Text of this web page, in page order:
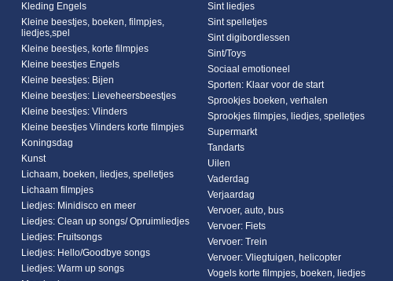
Kleding Engels
Kleine beestjes, boeken, filmpjes,
liedjes,spel
Kleine beestjes, korte filmpjes
Kleine beestjes Engels
Kleine beestjes: Bijen
Kleine beestjes: Lieveheersbeestjes
Kleine beestjes: Vlinders
Kleine beestjes Vlinders korte filmpjes
Koningsdag
Kunst
Lichaam, boeken, liedjes, spelletjes
Lichaam filmpjes
Liedjes: Minidisco en meer
Liedjes: Clean up songs/ Opruimliedjes
Liedjes: Fruitsongs
Liedjes: Hello/Goodbye songs
Liedjes: Warm up songs
Sint liedjes
Sint spelletjes
Sint digibordlessen
Sint/Toys
Sociaal emotioneel
Sporten: Klaar voor de start
Sprookjes boeken, verhalen
Sprookjes filmpjes, liedjes, spelletjes
Supermarkt
Tandarts
Uilen
Vaderdag
Verjaardag
Vervoer, auto, bus
Vervoer: Fiets
Vervoer: Trein
Vervoer: Vliegtuigen, helicopter
Vogels korte filmpjes, boeken, liedjes